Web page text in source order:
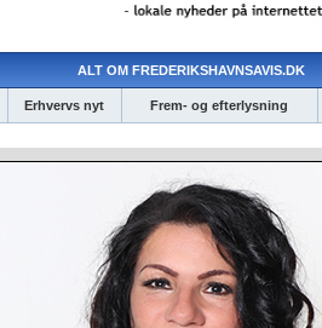
ALT OM FREDERIKSHAVNSAVIS.DK
Erhvervs nyt Frem- og efterlysning